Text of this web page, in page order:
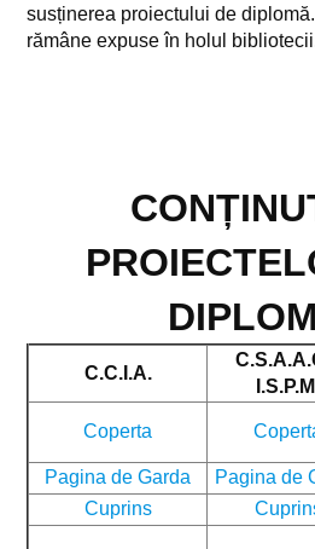
susținerea proiectului de
rămâne expuse în holul
C.C.I.A.
Coperta
Pagina de Garda Pagina de
Cuprins